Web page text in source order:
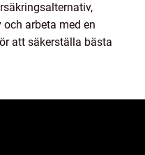
arbeta med en
att säkerställa bästa